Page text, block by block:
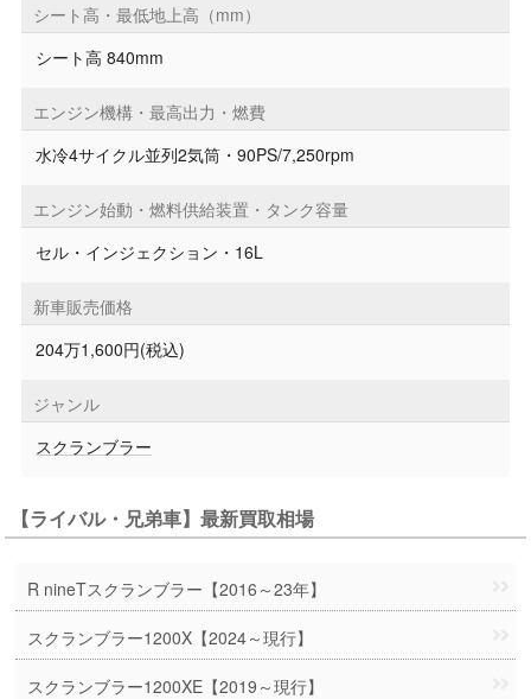
シート高・最低地上高（mm）
シート高 840mm
エンジン機構・最高出力・燃費
水冷4サイクル並列2気筒・90PS/7,250rpm
エンジン始動・燃料供給装置・タンク容量
セル・インジェクション・16L
新車販売価格
204万1,600円(税込)
ジャンル
スクランブラー
【ライバル・兄弟車】最新買取相場
R nineTスクランブラー【2016～23年】
スクランブラー1200X【2024～現行】
スクランブラー1200XE【2019～現行】